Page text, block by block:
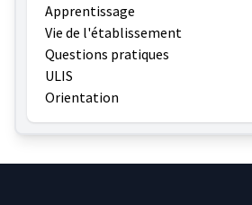
Apprentissage
Vie de l'établissement
Questions pratiques
ULIS
Orientation